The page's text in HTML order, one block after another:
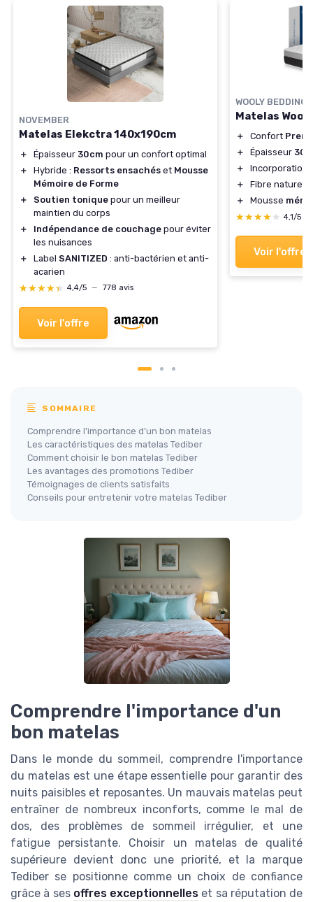
NOVEMBER
Matelas Elekctra 140x190cm
＋ Épaisseur 30cm pour un confort optimal
＋
Hybride : Ressorts ensachés et Mousse
Mémoire de Forme
＋
Soutien tonique pour un meilleur
maintien du corps
＋
Indépendance de couchage pour éviter
les nuisances
＋
Label SANITIZED : anti-bactérien et anti-
acarien
★★★★★
★★★★★ 4,4/5 — 778 avis
Voir l'offre
WOOLY BEDDING
Matelas
＋ Confort
＋
Épaisseur 30
＋
Incorporation
＋
Fibre
＋
Mousse
★★★★★
★★★★★ 4,1/5
Voir l'offre
SOMMAIRE
Comprendre l'importance d'un bon matelas
Les caractéristiques des matelas Tediber
Comment choisir le bon matelas Tediber
Les avantages des promotions Tediber
Témoignages de clients satisfaits
Conseils pour entretenir votre matelas Tediber
Comprendre l'importance d'un
bon matelas
Dans le monde du sommeil, comprendre l'importance
du matelas est une étape essentielle pour garantir des
nuits paisibles et reposantes. Un mauvais matelas peut
entraîner de nombreux inconforts, comme le mal de
dos, des problèmes de sommeil irrégulier, et une
fatigue persistante. Choisir un matelas de qualité
supérieure devient donc une priorité, et la marque
Tediber se positionne comme un choix de confiance
grâce à ses offres exceptionnelles et sa réputation de